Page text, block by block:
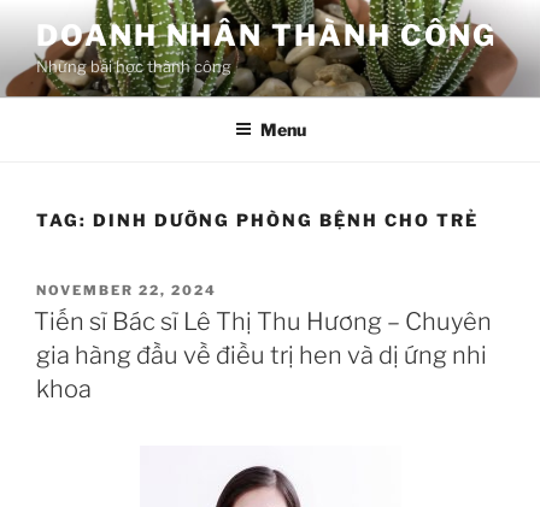
content
DOANH NHÂN THÀNH CÔNG
Những bài học thành công
Menu
TAG: DINH DƯỠNG PHÒNG BỆNH CHO TRẺ
POSTED
ON
NOVEMBER 22, 2024
Tiến sĩ Bác sĩ Lê Thị Thu Hương – Chuyên
gia hàng đầu về điều trị hen và dị ứng nhi
khoa